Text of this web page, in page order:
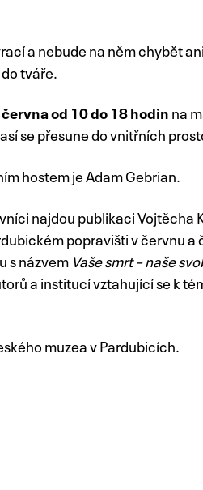
a nebude na něm chybět
tváře.
od 10 do 18 hodinna
se přesune do vnitřních
hostem je Adam Gebrian.
najdou publikaci Vojtěcha
popravišti v červnu
s názvem Vaše smrt – naše
a institucí vztahující se k
muzea v Pardubicích.